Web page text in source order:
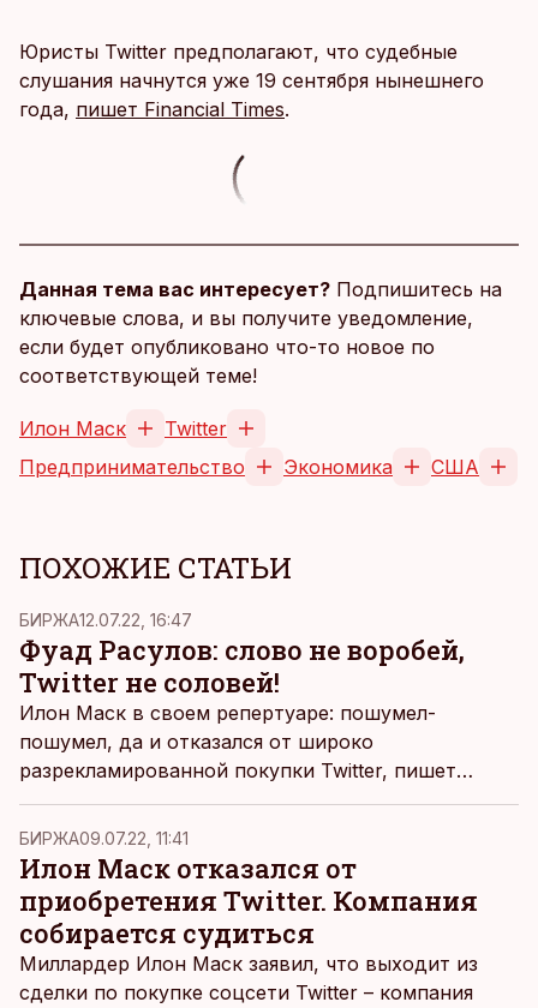
Юристы Twitter предполагают, что судебные
слушания начнутся уже 19 сентября нынешнего
года, пишет Financial Times.
Данная тема вас интересует? Подпишитесь на
ключевые слова, и вы получите уведомление,
если будет опубликовано что-то новое по
соответствующей теме!
Илон Маск
Twitter
Предпринимательство
Экономика США
ПОХОЖИЕ СТАТЬИ
БИРЖА12.07.22, 16:47
Фуад Расулов: слово не воробей,
Twitter не соловей!
Илон Маск в своем репертуаре: пошумел-
пошумел, да и отказался от широко
разрекламированной покупки Twitter, пишет
трейдер, тренер и эксперт по инвестированию
Фуад Расулов.
БИРЖА09.07.22, 11:41
Илон Маск отказался от
приобретения Twitter. Компания
собирается судиться
Миллардер Илон Маск заявил, что выходит из
сделки по покупке соцсети Twitter – компания